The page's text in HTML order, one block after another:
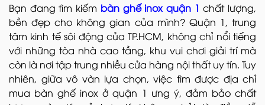
Bạn đang tìm kiếm bàn ghế inox quận 1 chất lượng,
bền đẹp cho không gian của mình? Quận 1, trung
tâm kinh tế sôi động của TP.HCM, không chỉ nổi tiếng
với những tòa nhà cao tầng, khu vui chơi giải trí mà
còn là nơi tập trung nhiều cửa hàng nội thất uy tín. Tuy
nhiên, giữa vô vàn lựa chọn, việc tìm được địa chỉ
mua bàn ghế inox ở quận 1 ưng ý, đảm bảo chất